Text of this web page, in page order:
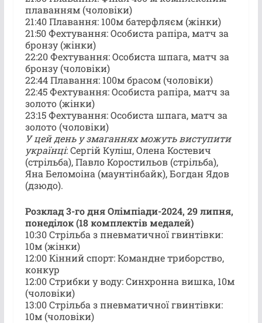
плаванням (чоловіки)
21:40 Плавання: 100м батерфляєм (жінки)
21:50 Фехтування: Особиста рапіра, матч за
бронзу (жінки)
22:20 Фехтування: Особиста шпага, матч за
бронзу (чоловіки)
22:44 Плавання: 100м брасом (чоловіки)
22:45 Фехтування: Особиста рапіра, матч за
золото (жінки)
23:15 Фехтування: Особиста шпага, матч за
золото (чоловіки)
У цей день у змаганнях можуть виступити
українці: Сергій Куліш, Олена Костевич
(стрільба), Павло Коростильов (стрільба),
Яна Беломоіна (маунтінбайк), Богдан Ядов
(дзюдо).
Розклад 3-го дня Олімпіади-2024, 29 липня,
понеділок (18 комплектів медалей)
10:30 Стрільба з пневматичної гвинтівки:
10м (жінки)
12:00 Кінний спорт: Командне триборство,
конкур
12:00 Стрибки у воду: Синхронна вишка, 10м
(чоловіки)
13:00 Стрільба з пневматичної гвинтівки:
10м (чоловіки)